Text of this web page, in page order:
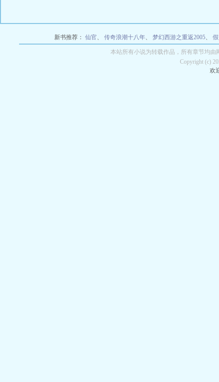
新书推荐： 仙官、 传奇浪潮十八年、 梦幻西游之重返2005、
本站所有小说为转载作品，所有章节均
Copyright (c)
欢